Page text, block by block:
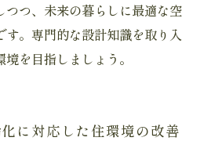
つつ、未来の暮らしに最適な空
す。専門的な設計知識を取り入
を目指しましょう。
に対応した住環境の改善